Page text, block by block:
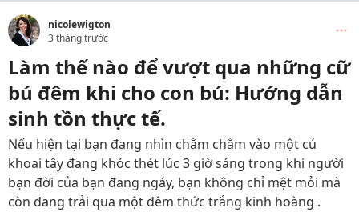
nicolewigton
3 tháng trước
Làm thế nào để vượt qua những cữ
bú đêm khi cho con bú: Hướng dẫn
sinh tồn thực tế.
Nếu hiện tại bạn đang nhìn chằm chằm vào một củ
khoai tây đang khóc thét lúc 3 giờ sáng trong khi người
bạn đời của bạn đang ngáy, bạn không chỉ mệt mỏi mà
còn đang trải qua một đêm thức trắng kinh hoàng .